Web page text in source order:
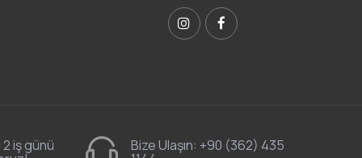
iş günü Bize Ulaşın: +90 (362) 435